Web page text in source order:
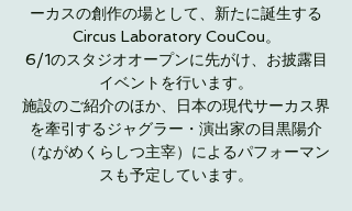
ーカスの創作の場として、新たに誕生する
Circus Laboratory CouCou。
6/1のスタジオオープンに先がけ、お披露目
イベントを行います。
施設のご紹介のほか、日本の現代サーカス界
を牽引するジャグラー・演出家の目黒陽介
（ながめくらしつ主宰）によるパフォーマン
スも予定しています。